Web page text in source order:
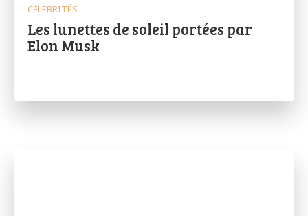
CÉLÉBRITÉS
Les lunettes de soleil portées par
Elon Musk